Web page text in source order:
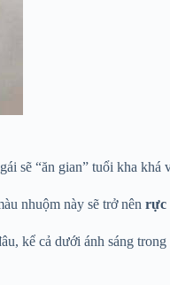
sẽ “ăn gian” tuổi kha khá
nhuộm này sẽ trở nên rực
kể cả dưới ánh sáng